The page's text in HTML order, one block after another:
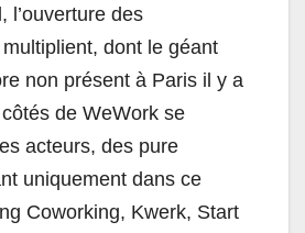
l’ouverture des
dont le géant
non présent à Paris il y a
de WeWork se
acteurs, des pure
uniquement dans ce
Coworking, Kwerk, Start